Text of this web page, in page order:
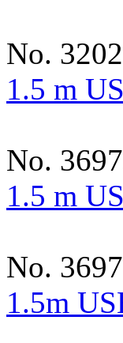
No.
1.5 m
No.
1.5 m
No.
1.5m